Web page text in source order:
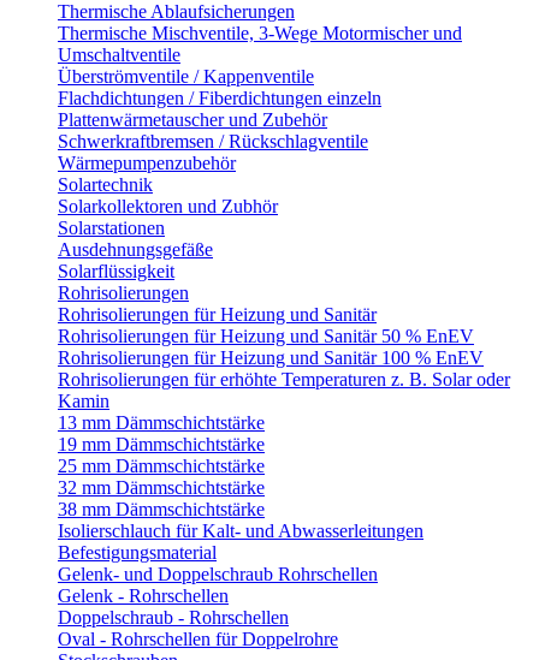
Thermische Ablaufsicherungen
Thermische Mischventile, 3-Wege Motormischer und
Umschaltventile
Überströmventile / Kappenventile
Flachdichtungen / Fiberdichtungen einzeln
Plattenwärmetauscher und Zubehör
Schwerkraftbremsen / Rückschlagventile
Wärmepumpenzubehör
Solartechnik
Solarkollektoren und Zubhör
Solarstationen
Ausdehnungsgefäße
Solarflüssigkeit
Rohrisolierungen
Rohrisolierungen für Heizung und Sanitär
Rohrisolierungen für Heizung und Sanitär 50 % EnEV
Rohrisolierungen für Heizung und Sanitär 100 % EnEV
Rohrisolierungen für erhöhte Temperaturen z. B. Solar oder
Kamin
13 mm Dämmschichtstärke
19 mm Dämmschichtstärke
25 mm Dämmschichtstärke
32 mm Dämmschichtstärke
38 mm Dämmschichtstärke
Isolierschlauch für Kalt- und Abwasserleitungen
Befestigungsmaterial
Gelenk- und Doppelschraub Rohrschellen
Gelenk - Rohrschellen
Doppelschraub - Rohrschellen
Oval - Rohrschellen für Doppelrohre